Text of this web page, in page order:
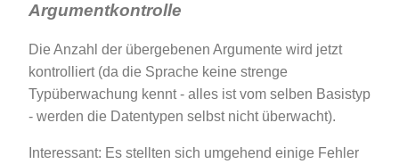
Argumentkontrolle
Die Anzahl der übergebenen Argumente wird jetzt
kontrolliert (da die Sprache keine strenge
Typüberwachung kennt - alles ist vom selben Basistyp
- werden die Datentypen selbst nicht überwacht).
Interessant: Es stellten sich umgehend einige Fehler